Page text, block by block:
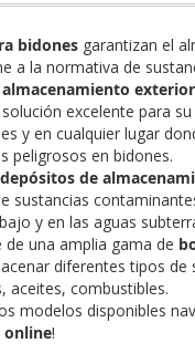
bidones garantizan el
a la normativa de
excelente para
y en cualquier lugar
peligrosos en bidones.
depósitos de
sustancias
y en las aguas
de una amplia gama de
diferentes tipos de
aceites, combustibles.
modelos disponibles
online!